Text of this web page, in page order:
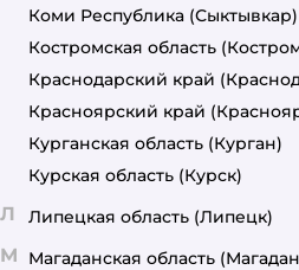
Коми Республика (Сыктывкар)
Костромская область
Краснодарский край
Красноярский край
Курганская область (Курган)
Курская область (Курск)
Л Липецкая область (Липецк)
М Магаданская область